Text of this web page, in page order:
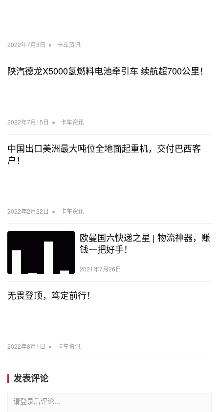
2022年7月8日 • 卡车资讯
陕汽德龙X5000氢燃料电池牵引车 续航超700公里！
2022年7月15日 • 卡车资讯
中国出口美洲最大吨位全地面起重机，交付巴西客
户！
2022年2月22日 • 卡车资讯
欧曼国六快递之星 | 物流神器，赚
钱一把好手！
2021年7月26日
无畏登顶，笃定前行！
2022年8月1日 • 卡车资讯
发表评论
请登录后评论...